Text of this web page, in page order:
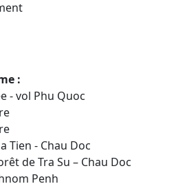
:
- vol Phu Quoc
Tien - Chau Doc
de Tra Su – Chau Doc
Penh